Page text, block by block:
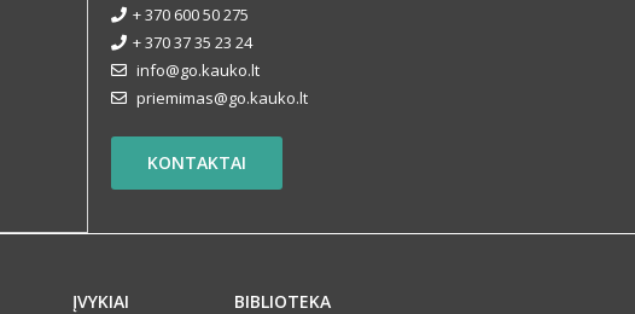
+ 370 600 50 275
+ 370 37 35 23 24
info@go.kauko.lt
priemimas@go.kauko.lt
KONTAKTAI
ĮVYKIAI BIBLIOTEKA